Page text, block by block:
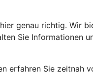
genau richtig. Wir
Sie Informationen
erfahren Sie zeitnah